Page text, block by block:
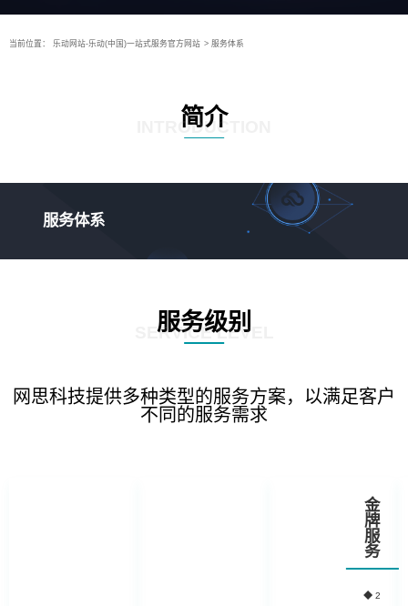
当前位置： 乐动网站-乐动(中国)一站式服务官方网站 > 服务体系
简介
INTRODUCTION
服务体系
服务级别
SERVICE LEVEL
网思科技提供多种类型的服务方案，以满足客户
不同的服务需求
金
牌
服
务
◆2